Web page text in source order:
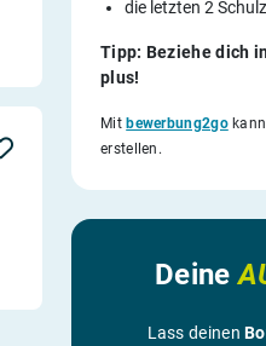
die letzten 2
Tipp: Beziehe dich
plus!
Mitbewerbung2go
erstellen.
Deine
Lass deinen